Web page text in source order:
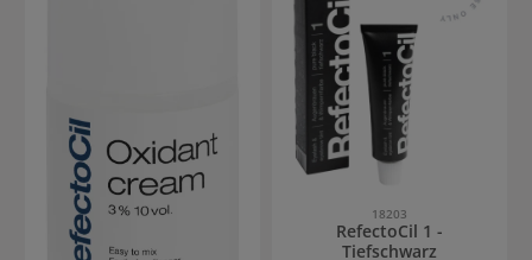
18203
RefectoCil 1 -
Tiefschwarz